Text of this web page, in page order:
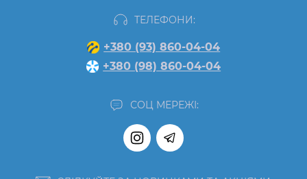
ТЕЛЕФОНИ:
+380 (93) 860-04-04
+380 (98) 860-04-04
СОЦ МЕРЕЖІ: